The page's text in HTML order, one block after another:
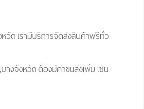
วัด เรามีบริการจัดส่งสินค้าฟรีทั่ว
างจังหวัด ต้องมีค่าขนส่งเพิ่ม เช่น